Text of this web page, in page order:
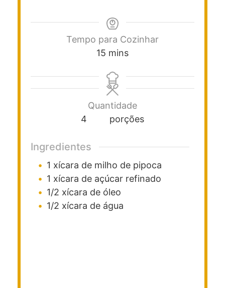
Tempo para Cozinhar
15 mins
Quantidade
4
porções
Ingredientes
1 xícara de milho de pipoca
1 xícara de açúcar refinado
1/2 xícara de óleo
1/2 xícara de água